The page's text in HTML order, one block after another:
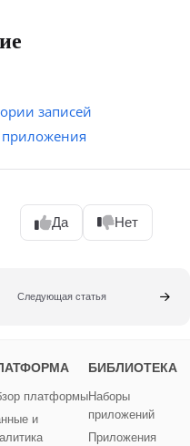
записей
приложения
Да Нет
Следующая статья
платформы
и
БИБЛИОТЕКА
Наборы
приложений
Приложения